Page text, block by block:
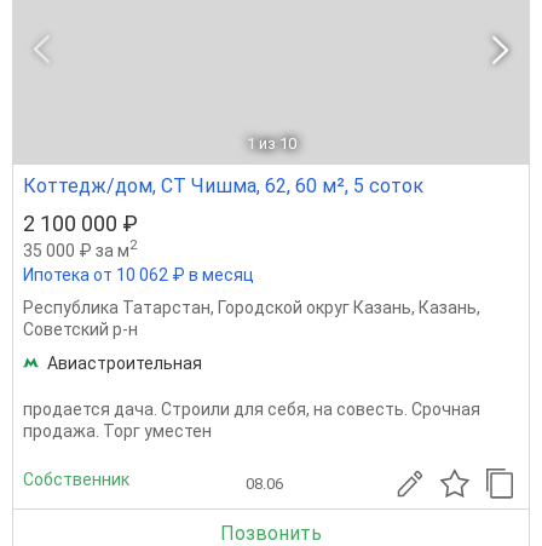
1 из 10
Коттедж/дом, СТ Чишма, 62, 60 м², 5 соток
2 100 000 ₽
35 000 ₽ за м2
Ипотека от 10 062 ₽ в месяц
Республика Татарстан, Городской округ Казань, Казань,
Советский р-н
Авиастроительная
продается дача. Строили для себя, на совесть. Срочная
продажа. Торг уместен
Собственник 08.06
Позвонить